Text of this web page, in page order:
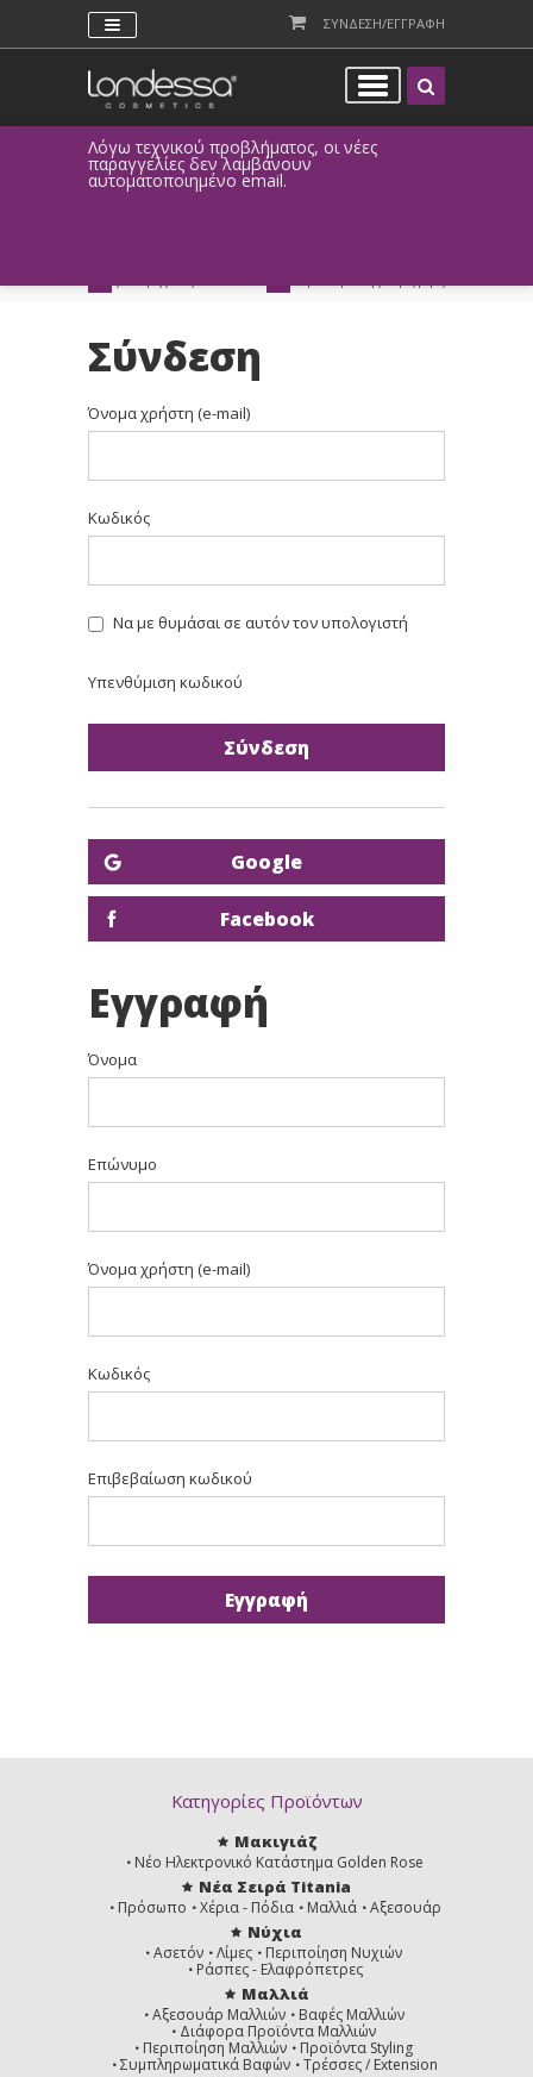
ΣΥΝΔΕΣΗ/ΕΓΓΡΑΦΗ
Λόγω τεχνικού προβλήματος, οι νέες
παραγγελίες δεν λαμβάνουν
αυτοματοποιημένο email.
Σύνδεση
Όνομα χρήστη (e-mail)
Κωδικός
Να με θυμάσαι σε αυτόν τον υπολογιστή
Υπενθύμιση κωδικού
Google
Facebook
Εγγραφή
Όνομα
Επώνυμο
Όνομα χρήστη (e-mail)
Κωδικός
Επιβεβαίωση κωδικού
Κατηγορίες Προϊόντων
Μακιγιάζ
Νέο Ηλεκτρονικό Κατάστημα Golden Rose
Νέα Σειρά Titania
Πρόσωπο Χέρια - Πόδια Μαλλιά Αξεσουάρ
Νύχια
Ασετόν Λίμες
Περιποίηση Νυχιών
Ράσπες - Ελαφρόπετρες
Μαλλιά
Αξεσουάρ Μαλλιών
Βαφές Μαλλιών
Διάφορα Προϊόντα Μαλλιών
Περιποίηση Μαλλιών
Προϊόντα Styling
Συμπληρωματικά Βαφών
Τρέσσες / Extension